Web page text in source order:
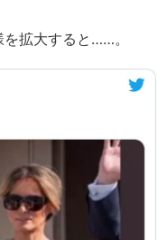
拡大すると……。